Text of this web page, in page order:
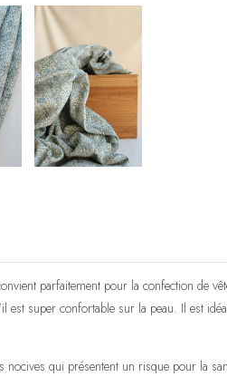
parfaitement pour la confection de
est super confortable sur la peau. Il est
nocives qui présentent un risque pour la